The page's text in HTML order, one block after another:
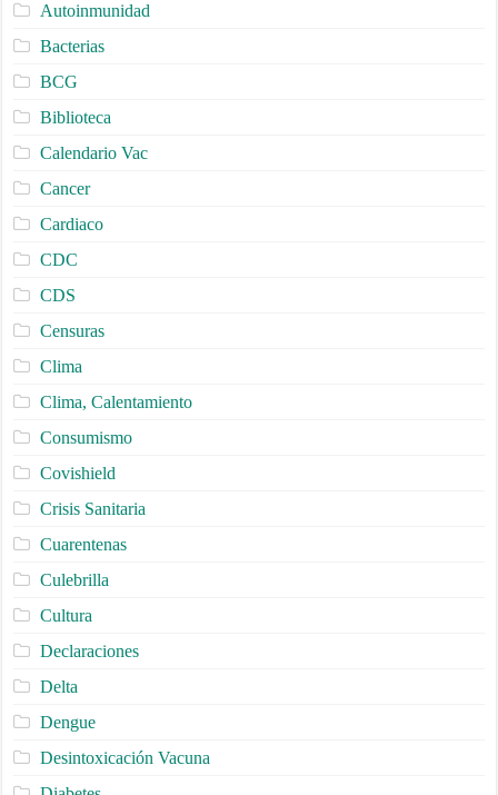
Autoinmunidad
Bacterias
BCG
Biblioteca
Calendario Vac
Cancer
Cardiaco
CDC
CDS
Censuras
Clima
Clima, Calentamiento
Consumismo
Covishield
Crisis Sanitaria
Cuarentenas
Culebrilla
Cultura
Declaraciones
Delta
Dengue
Desintoxicación Vacuna